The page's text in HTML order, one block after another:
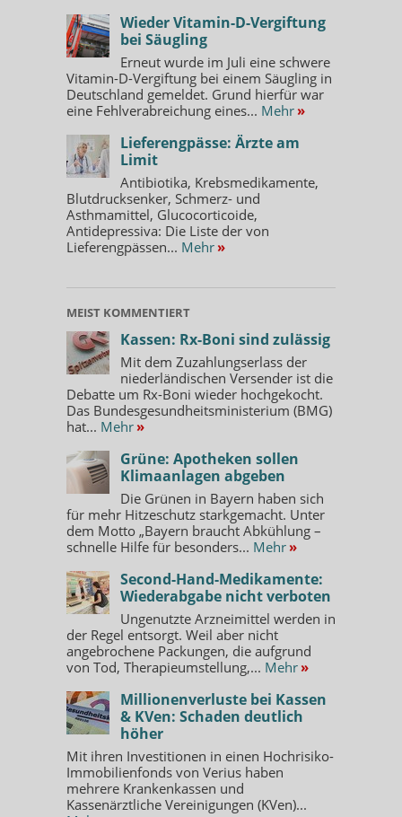
Wieder Vitamin-D-Vergiftung
bei Säugling
Erneut wurde im Juli eine schwere
Vitamin-D-Vergiftung bei einem Säugling in
Deutschland gemeldet. Grund hierfür war
eine Fehlverabreichung eines... Mehr »
Lieferengpässe: Ärzte am
Limit
Antibiotika, Krebsmedikamente,
Blutdrucksenker, Schmerz- und
Asthmamittel, Glucocorticoide,
Antidepressiva: Die Liste der von
Lieferengpässen... Mehr »
MEIST KOMMENTIERT
Kassen: Rx-Boni sind zulässig
Mit dem Zuzahlungserlass der
niederländischen Versender ist die
Debatte um Rx-Boni wieder hochgekocht.
Das Bundesgesundheitsministerium (BMG)
hat... Mehr »
Grüne: Apotheken sollen
Klimaanlagen abgeben
Die Grünen in Bayern haben sich
für mehr Hitzeschutz starkgemacht. Unter
dem Motto „Bayern braucht Abkühlung –
schnelle Hilfe für besonders... Mehr »
Second-Hand-Medikamente:
Wiederabgabe nicht verboten
Ungenutzte Arzneimittel werden in
der Regel entsorgt. Weil aber nicht
angebrochene Packungen, die aufgrund
von Tod, Therapieumstellung,... Mehr »
Millionenverluste bei Kassen
& KVen: Schaden deutlich
höher
Mit ihren Investitionen in einen Hochrisiko-
Immobilienfonds von Verius haben
mehrere Krankenkassen und
Kassenärztliche Vereinigungen (KVen)...